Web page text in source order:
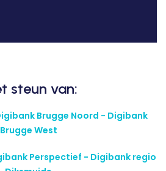
steun van:
Brugge Noord - Digibank
Brugge West
Perspectief - Digibank regio